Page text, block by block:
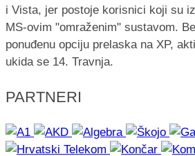
i Vista, jer postoje korisnici koji su
MS-ovim "omraženim" sustavom.
ponuđenu opciju prelaska na XP,
ukida se 14. Travnja.
PARTNERI